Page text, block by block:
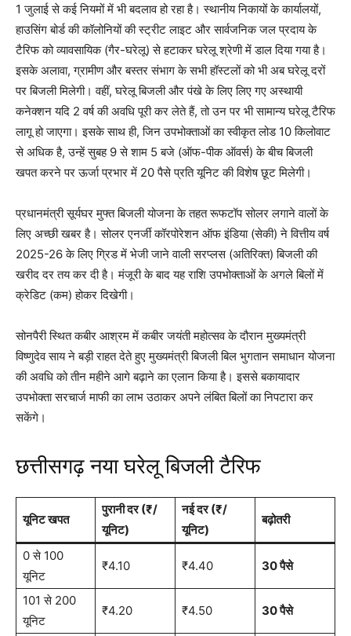
1 जुलाई से कई नियमों में भी बदलाव हो रहा है। स्थानीय निकायों के कार्यालयों,
हाउसिंग बोर्ड की कॉलोनियों की स्ट्रीट लाइट और सार्वजनिक जल प्रदाय के
टैरिफ को व्यावसायिक (गैर-घरेलू) से हटाकर घरेलू श्रेणी में डाल दिया गया है।
इसके अलावा, ग्रामीण और बस्तर संभाग के सभी हॉस्टलों को भी अब घरेलू दरों
पर बिजली मिलेगी। वहीं, घरेलू बिजली और पंखे के लिए लिए गए अस्थायी
कनेक्शन यदि 2 वर्ष की अवधि पूरी कर लेते हैं, तो उन पर भी सामान्य घरेलू टैरिफ
लागू हो जाएगा। इसके साथ ही, जिन उपभोक्ताओं का स्वीकृत लोड 10 किलोवाट
से अधिक है, उन्हें सुबह 9 से शाम 5 बजे (ऑफ-पीक ऑवर्स) के बीच बिजली
खपत करने पर ऊर्जा प्रभार में 20 पैसे प्रति यूनिट की विशेष छूट मिलेगी।
प्रधानमंत्री सूर्यघर मुफ्त बिजली योजना के तहत रूफटॉप सोलर लगाने वालों के
लिए अच्छी खबर है। सोलर एनर्जी कॉरपोरेशन ऑफ इंडिया (सेकी) ने वित्तीय वर्ष
2025-26 के लिए ग्रिड में भेजी जाने वाली सरप्लस (अतिरिक्त) बिजली की
खरीद दर तय कर दी है। मंजूरी के बाद यह राशि उपभोक्ताओं के अगले बिलों में
क्रेडिट (कम) होकर दिखेगी।
सोनपैरी स्थित कबीर आश्रम में कबीर जयंती महोत्सव के दौरान मुख्यमंत्री
विष्णुदेव साय ने बड़ी राहत देते हुए मुख्यमंत्री बिजली बिल भुगतान समाधान योजना
की अवधि को तीन महीने आगे बढ़ाने का एलान किया है। इससे बकायादार
उपभोक्ता सरचार्ज माफी का लाभ उठाकर अपने लंबित बिलों का निपटारा कर
सकेंगे।
छत्तीसगढ़ नया घरेलू बिजली टैरिफ
यूनिट खपत
पुरानी दर (₹/
यूनिट)
नई दर (₹/
यूनिट)
बढ़ोतरी
0 से 100
यूनिट
₹4.10 ₹4.40 30 पैसे
101 से 200
यूनिट
₹4.20 ₹4.50 30 पैसे